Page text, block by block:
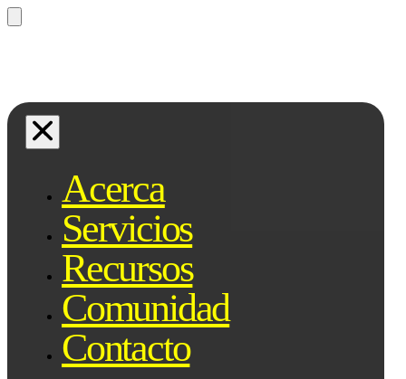
Acerca
Servicios
Recursos
Comunidad
Contacto